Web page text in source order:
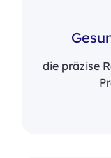
die präzise